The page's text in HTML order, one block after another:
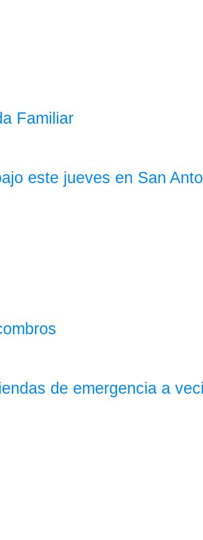
Familiar
este jueves en San
de emergencia a